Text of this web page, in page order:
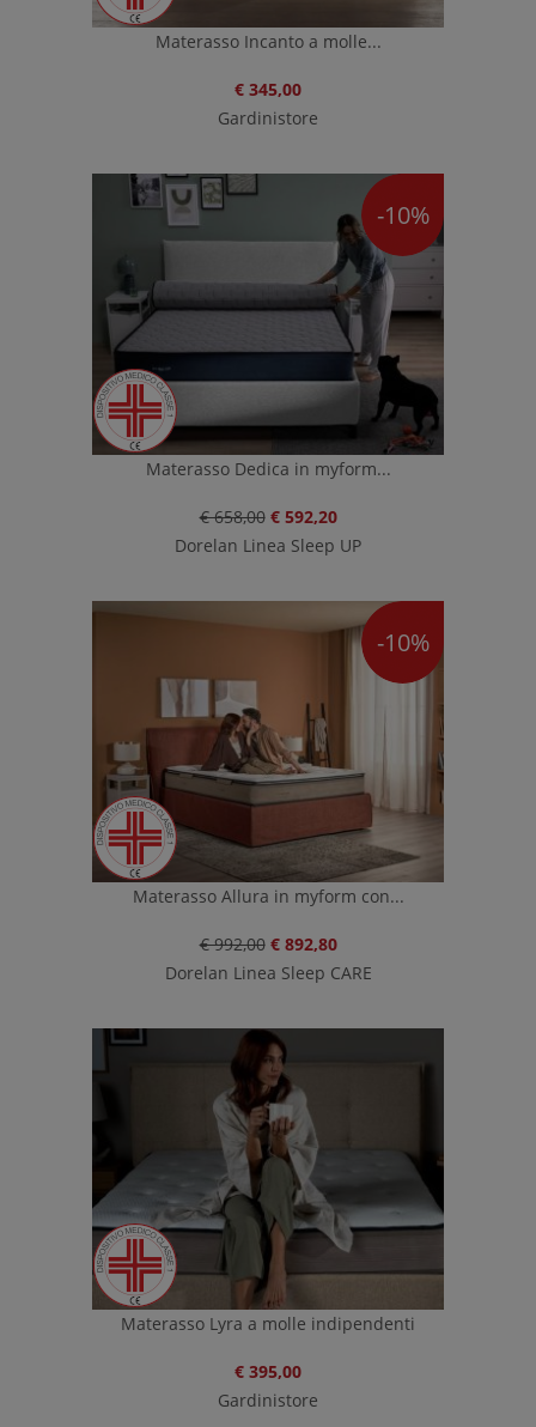
Materasso Incanto a molle...
€ 345,00
Gardinistore
-10%
Materasso Dedica in myform...
€ 658,00 € 592,20
Dorelan Linea Sleep UP
-10%
Materasso Allura in myform con...
€ 992,00 € 892,80
Dorelan Linea Sleep CARE
Materasso Lyra a molle indipendenti
€ 395,00
Gardinistore